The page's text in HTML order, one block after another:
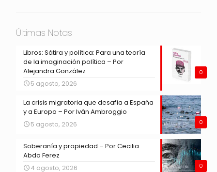
Últimas Notas
0
Libros: Sátira y política: Para una teoría
de la imaginación política – Por
Alejandra González
5 agosto, 2026
0
La crisis migratoria que desafía a España
y a Europa – Por Iván Ambroggio
5 agosto, 2026
0
Soberanía y propiedad – Por Cecilia
Abdo Ferez
4 agosto, 2026